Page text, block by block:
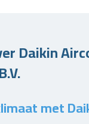
Daikin
met